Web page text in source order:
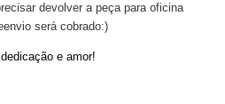
devolver a peça para oficina
será cobrado:)
e amor!